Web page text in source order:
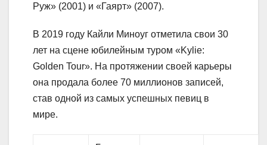
Руж» (2001) и «Гаярт» (2007).
В 2019 году Кайли Миноуг отметила свои 30
лет на сцене юбилейным туром «Kylie:
Golden Tour». На протяжении своей карьеры
она продала более 70 миллионов записей,
став одной из самых успешных певиц в
мире.